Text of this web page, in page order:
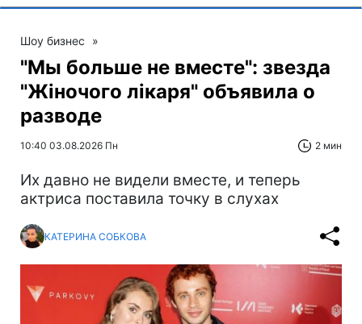
Шоу бизнес »
"Мы больше не вместе": звезда
"Жіночого лікаря" объявила о
разводе
10:40 03.08.2026 Пн 2 мин
Их давно не видели вместе, и теперь
актриса поставила точку в слухах
КАТЕРИНА СОБКОВА